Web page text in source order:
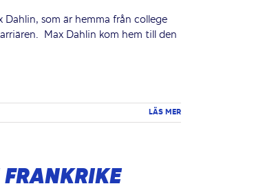
som är hemma från college
Max Dahlin kom hem till den
LÄS MER